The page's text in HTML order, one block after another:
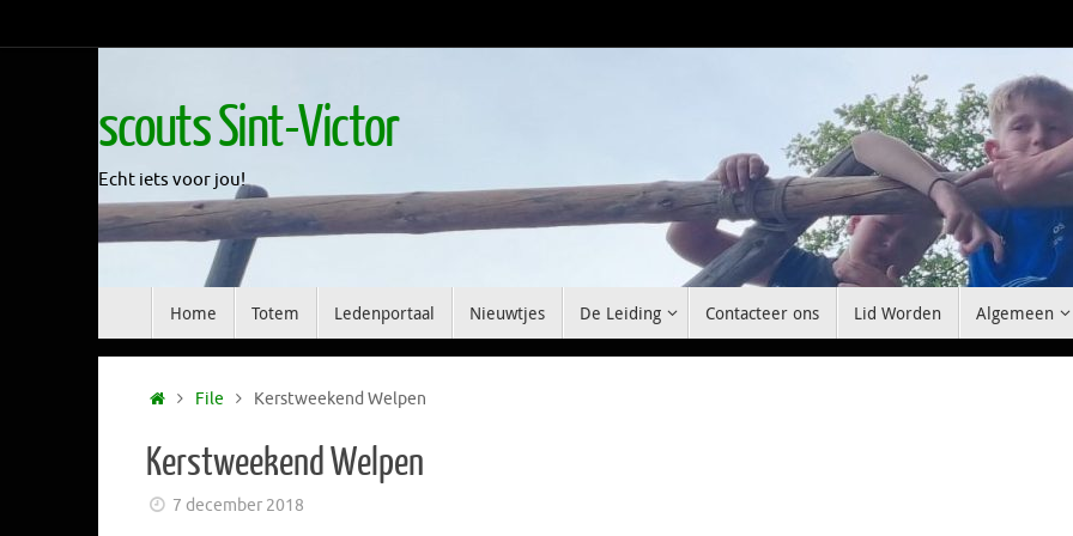
to
scouts Sint-Victor
Echt iets voor jou!
Home Totem Ledenportaal Nieuwtjes De Leiding Contacteer ons Lid Worden Algemeen
Home
File Kerstweekend Welpen
Kerstweekend Welpen
7 december 2018